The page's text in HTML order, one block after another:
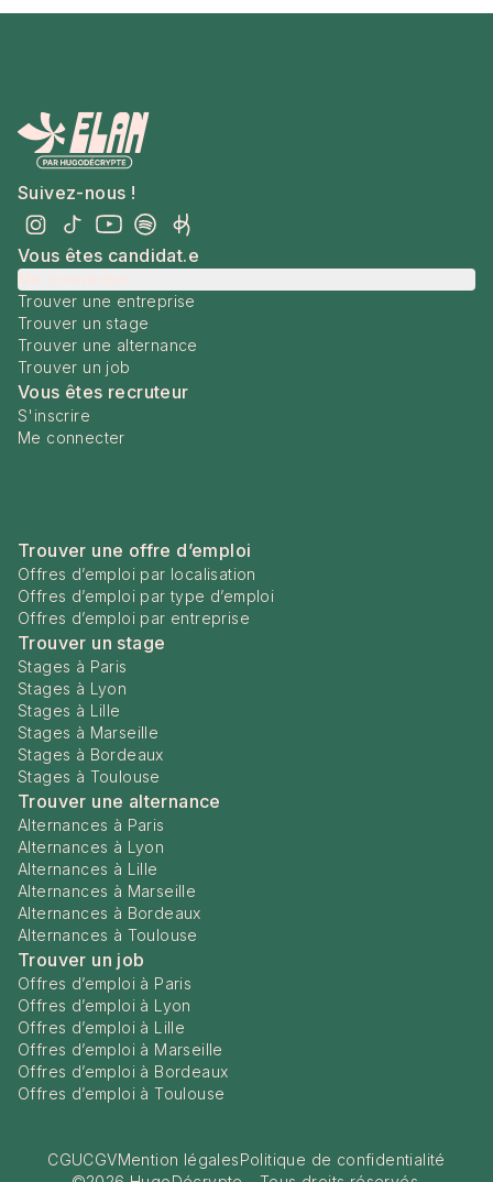
Suivez-nous !
Vous êtes candidat.e
Trouver une entreprise
Trouver un stage
Trouver une alternance
Trouver un job
Vous êtes recruteur
S'inscrire
Me connecter
Trouver une offre d’emploi
Offres d’emploi par localisation
Offres d’emploi par type d’emploi
Offres d’emploi par entreprise
Trouver un stage
Stages à Paris
Stages à Lyon
Stages à Lille
Stages à Marseille
Stages à Bordeaux
Stages à Toulouse
Trouver une alternance
Alternances à Paris
Alternances à Lyon
Alternances à Lille
Alternances à Marseille
Alternances à Bordeaux
Alternances à Toulouse
Trouver un job
Offres d’emploi à Paris
Offres d’emploi à Lyon
Offres d’emploi à Lille
Offres d’emploi à Marseille
Offres d’emploi à Bordeaux
Offres d’emploi à Toulouse
CGUCGVMention légalesPolitique de confidentialité